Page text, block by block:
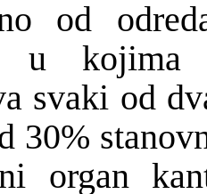
od
u kojima
svaki od
30%
organ